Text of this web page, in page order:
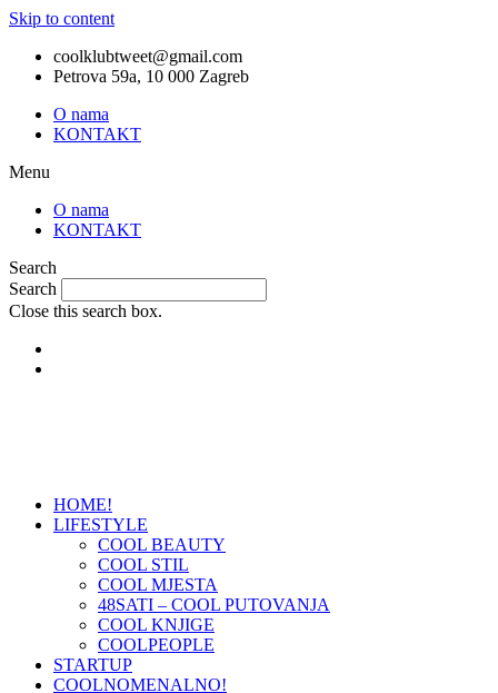
Skip to content
coolklubtweet@gmail.com
Petrova 59a, 10 000 Zagreb
O nama
KONTAKT
Menu
O nama
KONTAKT
Search
Search
Close this search box.
HOME!
LIFESTYLE
COOL BEAUTY
COOL STIL
COOL MJESTA
48SATI – COOL PUTOVANJA
COOL KNJIGE
COOLPEOPLE
STARTUP
COOLNOMENALNO!